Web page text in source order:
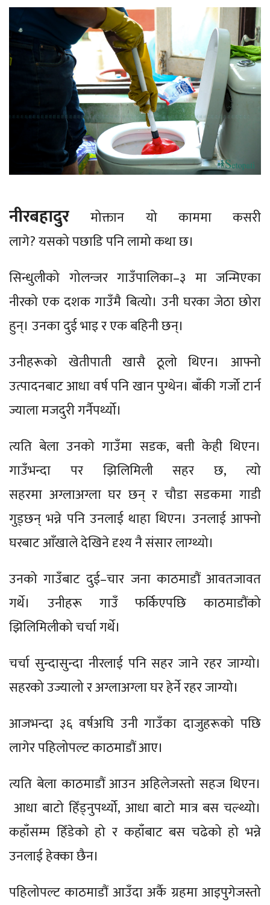
नीरबहादुर मोक्तान यो काममा कसरी
लागे? यसको पछाडि पनि लामो कथा छ।
सिन्धुलीको गोलन्जर गाउँपालिका–३ मा जन्मिएका
नीरको एक दशक गाउँमै बित्यो। उनी घरका जेठा छोरा
हुन्। उनका दुई भाइ र एक बहिनी छन्।
उनीहरूको खेतीपाती खासै ठूलो थिएन। आफ्नो
उत्पादनबाट आधा वर्ष पनि खान पुग्थेन। बाँकी गर्जो टार्न
ज्याला मजदुरी गर्नैपर्थ्यो।
त्यति बेला उनको गाउँमा सडक, बत्ती केही थिएन।
गाउँभन्दा पर झिलिमिली सहर छ, त्यो
सहरमा अग्लाअग्ला घर छन् र चौडा सडकमा गाडी
गुड्छन् भन्ने पनि उनलाई थाहा थिएन। उनलाई आफ्नो
घरबाट आँखाले देखिने दृश्य नै संसार लाग्थ्यो।
उनको गाउँबाट दुई–चार जना काठमाडौं आवतजावत
गर्थे। उनीहरू गाउँ फर्किएपछि काठमाडौंको
झिलिमिलीको चर्चा गर्थे।
चर्चा सुन्दासुन्दा नीरलाई पनि सहर जाने रहर जाग्यो।
सहरको उज्यालो र अग्लाअग्ला घर हेर्ने रहर जाग्यो।
आजभन्दा ३६ वर्षअघि उनी गाउँका दाजुहरूको पछि
लागेर पहिलोपल्ट काठमाडौं आए।
त्यति बेला काठमाडौं आउन अहिलेजस्तो सहज थिएन।
आधा बाटो हिँड्नुपर्थ्यो, आधा बाटो मात्र बस चल्थ्यो।
कहाँसम्म हिँडेको हो र कहाँबाट बस चढेको हो भन्ने
उनलाई हेक्का छैन।
पहिलोपल्ट काठमाडौं आउँदा अर्कै ग्रहमा आइपुगेजस्तो